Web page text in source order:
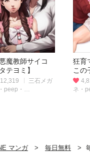
魔教師サイコ
タテヨミ】
12,319
三石メガ
peep・
狂育
この
（連
ネ・
マンガ 毎日無料